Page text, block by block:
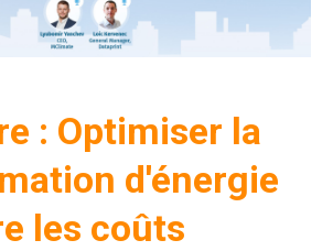
: Optimiser la
d'énergie
les coûts